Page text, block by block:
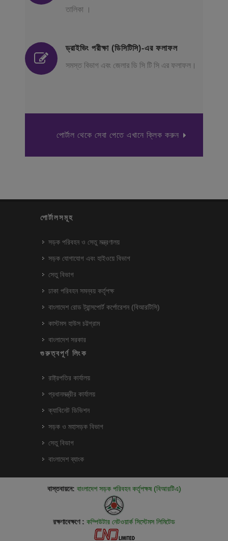
তালিকা ।
ড্রাইভিং পরীক্ষা (ডিসিটিসি)-এর ফলাফল
সমস্ত বিভাগ এবং জেলার ডি সি টি সি এর ফলাফল।
পোর্টাল থেকে সেবা পেতে এখানে ক্লিক করুন
পোর্টালসমূহ
সড়ক পরিবহন ও সেতু মন্ত্রণালয়
সড়ক যোগাযোগ এবং হাইওয়ে বিভাগ
সেতু বিভাগ
ঢাকা পরিবহন সমন্বয় কর্তৃপক্ষ
বাংলাদেশ রোড ট্রান্সপোর্ট কর্পোরেশন (বিআরটিসি)
কাস্টমস হাউস চট্টগ্রাম
বাংলাদেশ সরকার
গুরুত্বপূর্ণ লিংক
রাষ্ট্রপতির কার্যালয়
প্রধানমন্ত্রীর কার্যালয়
ক্যাবিনেট ডিভিশন
সড়ক ও মহাসড়ক বিভাগ
সেতু বিভাগ
বাংলাদেশ ব্যাংক
বাস্তবায়নে: বাংলাদেশ সড়ক পরিবহন কর্তৃপক্ষ (বিআরটিএ)
রক্ষণাবেক্ষণে : কম্পিউটার নেটওয়ার্ক সিস্টেমস লিমিটেড